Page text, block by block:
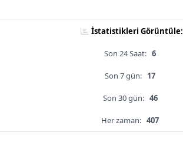
İstatistikleri Görüntüle:
Son 24 Saat: 6
Son 7 gün: 17
Son 30 gün: 46
Her zaman: 407